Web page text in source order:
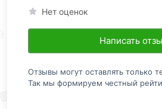
Нет оценок
Написать
Отзывы могут оставлять только
Так мы формируем честный